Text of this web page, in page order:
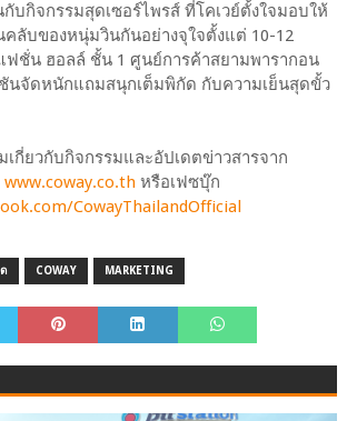
บกิจกรรมสุดเซอร์ไพรส์ ที่โคเวย์ตั้งใจมอบให้
ลับของหนุ่มวินกันอย่างจุใจตั้งแต่ 10-12
ชั่น ฮอลล์ ชั้น 1 ศูนย์การค้าสยามพารากอน
นจัดหนักแถมสนุกเต็มพิกัด กับความเย็นสุดขั้ว
เกี่ยวกับกิจกรรมและอัปเดตข่าวสารจาก
www.coway.co.thหรือเฟซบุ๊ก
CowayThailandOfficial
COWAY MARKETING